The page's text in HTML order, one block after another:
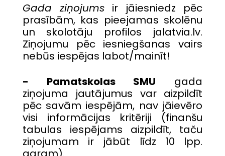
Gada ziņojumsir jāiesniedz pēc
prasībām, kas pieejamas skolēnu
un skolotāju profilos jalatvia.lv.
Ziņojumu pēc iesniegšanas vairs
nebūs iespējas labot/mainīt!
- Pamatskolas SMU gada
ziņojuma jautājumus var aizpildīt
pēc savām iespējām, nav jāievēro
visi informācijas kritēriji (finanšu
tabulas iespējams aizpildīt, taču
ziņojumam ir jābūt līdz 10 lpp.